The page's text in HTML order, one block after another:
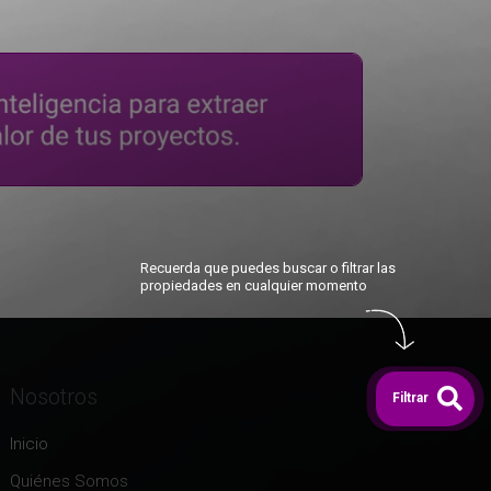
Nosotros
Inicio
Quiénes Somos
Recuerda que puedes buscar o filtrar las
propiedades en cualquier momento
Filtrar